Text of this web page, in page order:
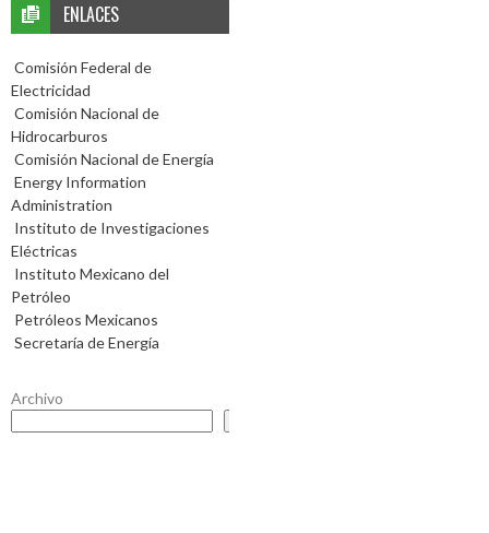
ENLACES
Comisión Federal de
Electricidad
Comisión Nacional de
Hidrocarburos
Comisión Nacional de Energía
Energy Information
Administration
Instituto de Investigaciones
Eléctricas
Instituto Mexicano del
Petróleo
Petróleos Mexicanos
Secretaría de Energía
Archivo